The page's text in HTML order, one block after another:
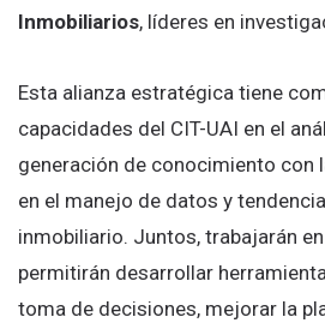
Inmobiliarios, líderes en
Esta alianza estratégica tiene
capacidades del CIT-UAI en el
generación de conocimiento con
en el manejo de datos y
inmobiliario. Juntos, trabajarán
permitirán desarrollar
toma de decisiones, mejorar la